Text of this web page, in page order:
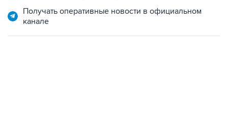
Получать оперативные новости в официальном
канале